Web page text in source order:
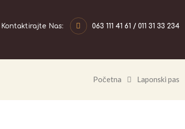
Kontaktirajte Nas: 063 111 41 61 / 011 31 33 234
Početna Laponski pas